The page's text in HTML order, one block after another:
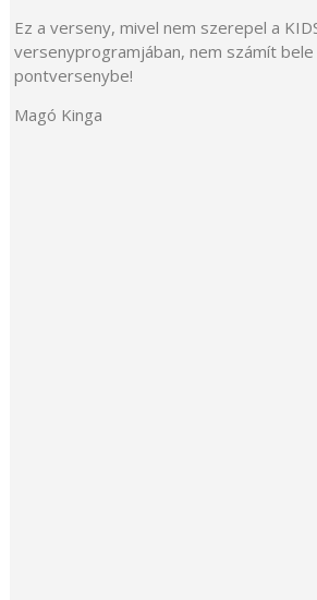
Ez a verseny, mivel nem szerepel a
versenyprogramjában, nem számít
pontversenybe!
Magó Kinga